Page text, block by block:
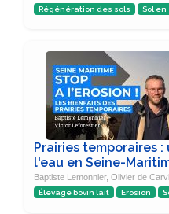
Régénération des sols
Sol en
Prairies temporaires
l'eau en Seine-
Baptiste Lemonnier, Olivier de
Élevage bovin lait Erosion